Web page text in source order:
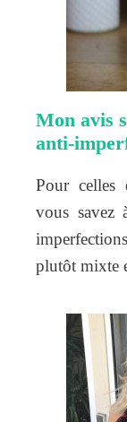
Mon avis
anti-
Pour celles
vous savez
plutôt mixte